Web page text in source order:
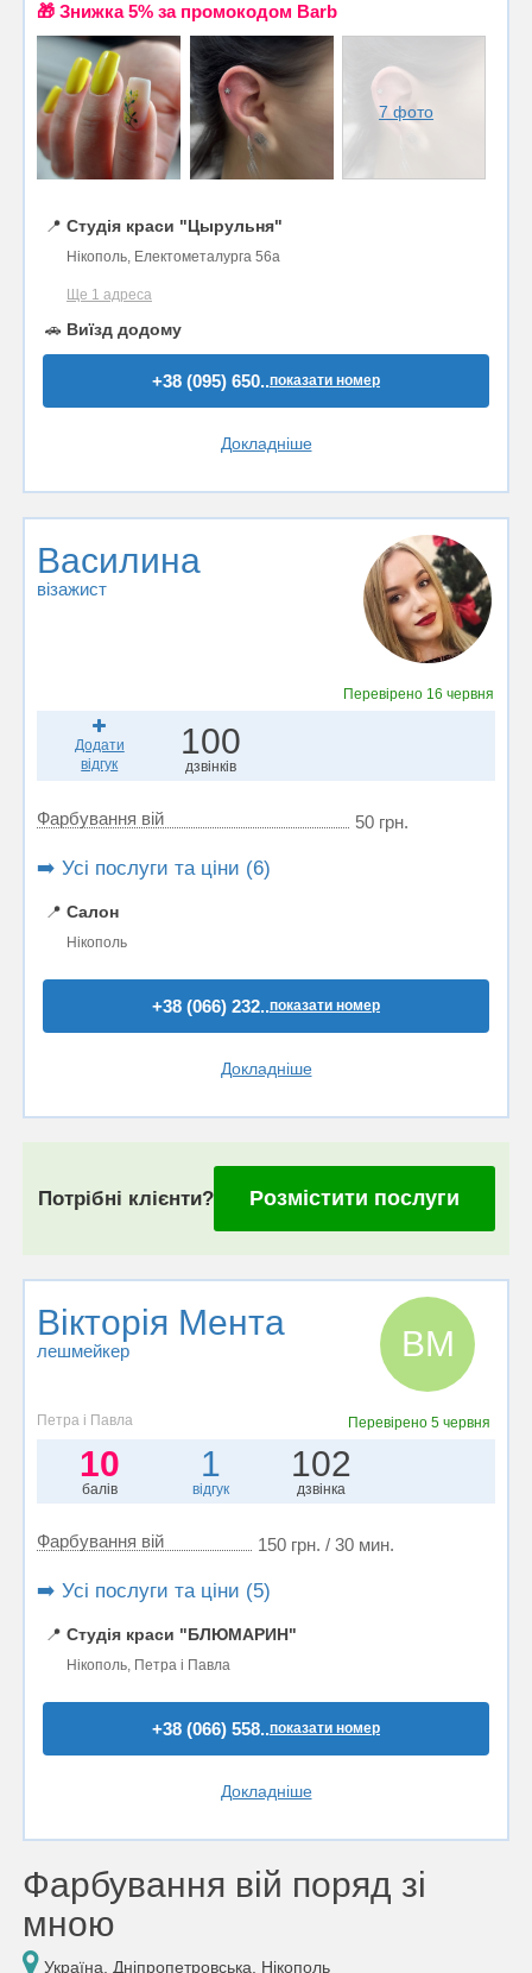
🎁 Знижка 5% за промокодом Barb
7 фото
📍 Студія краси "Цырульня"
Нікополь, Електометалурга 56а
Ще 1 адреса
🚗 Виїзд додому
+38 (095) 650..показати номер
Докладніше
Василина
візажист
Перевірено 16 червня
Додати
відгук
100
дзвінків
Фарбування вій 50 грн.
➡️ Усі послуги та ціни (6)
📍 Салон
Нікополь
+38 (066) 232..показати номер
Докладніше
Потрібні клієнти? Розмістити послуги
Вікторія Мента
лешмейкер ВМ
Петра і Павла Перевірено 5 червня
10
балів
1
відгук
102
дзвінка
Фарбування вій 150 грн. / 30 мин.
➡️ Усі послуги та ціни (5)
📍 Студія краси "БЛЮМАРИН"
Нікополь, Петра і Павла
+38 (066) 558..показати номер
Докладніше
Фарбування вій поряд зі
мною
Україна, Дніпропетровська, Нікополь